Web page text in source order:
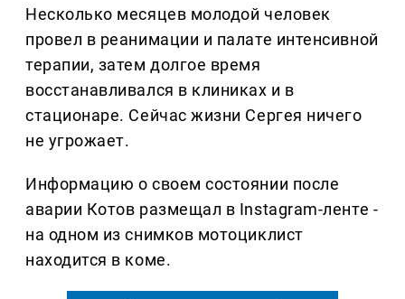
Несколько месяцев молодой человек
провел в реанимации и палате интенсивной
терапии, затем долгое время
восстанавливался в клиниках и в
стационаре. Сейчас жизни Сергея ничего
не угрожает.
Информацию о своем состоянии после
аварии Котов размещал в Instagram-ленте -
на одном из снимков мотоциклист
находится в коме.